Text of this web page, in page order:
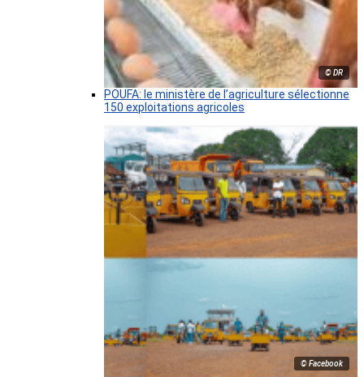
© DR
POUFA: le ministère de l’agriculture sélectionne
150 exploitations agricoles
© Facebook